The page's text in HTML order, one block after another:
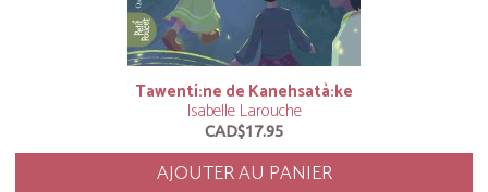
Tawentí:ne de Kanehsatà:ke
Isabelle Larouche
CAD$17.95
AJOUTER AU PANIER